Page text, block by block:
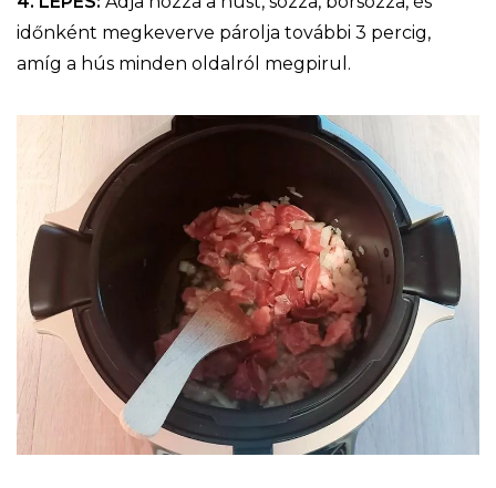
időnként megkeverve párolja további 3 percig,
amíg a hús minden oldalról megpirul.